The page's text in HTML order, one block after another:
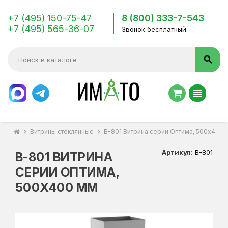
+7 (495) 150-75-47
+7 (495) 565-36-07
8 (800) 333-7-543
Звонок бесплатный
search
view_headline
chevron_right Витрины стеклянные chevron_right В-801 Витрина серии Оптима, 500x400
В-801 ВИТРИНА
СЕРИИ ОПТИМА,
500X400 ММ
Артикул: В-801